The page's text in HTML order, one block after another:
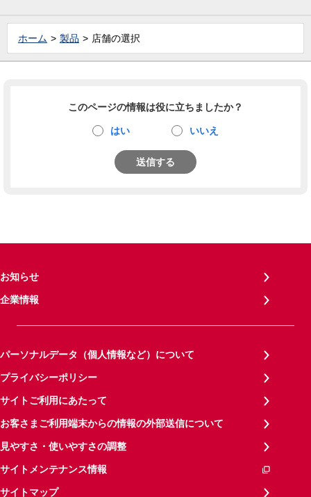
ホーム 製品 店舗の選択
このページの情報は役に立ちましたか？
はい いいえ
送信する
お知らせ
企業情報
パーソナルデータ（個人情報など）について
プライバシーポリシー
サイトご利用にあたって
お客さまご利用端末からの情報の外部送信について
見やすさ・使いやすさの調整
サイトメンテナンス情報
サイトマップ